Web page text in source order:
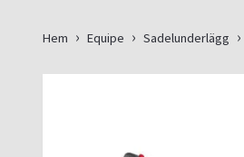
Hem Equipe Sadelunderlägg